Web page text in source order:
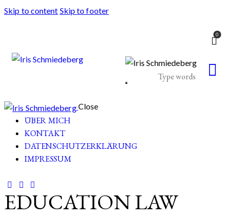
Skip to content Skip to footer
0
Close
ÜBER MICH
KONTAKT
DATENSCHUTZERKLÄRUNG
IMPRESSUM
EDUCATION LAW